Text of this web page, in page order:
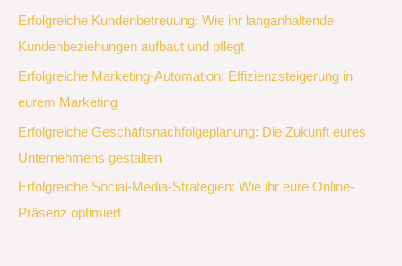
Erfolgreiche Kundenbetreuung: Wie ihr langanhaltende
Kundenbeziehungen aufbaut und pflegt
Erfolgreiche Marketing-Automation: Effizienzsteigerung in
eurem Marketing
Erfolgreiche Geschäftsnachfolgeplanung: Die Zukunft eures
Unternehmens gestalten
Erfolgreiche Social-Media-Strategien: Wie ihr eure Online-
Präsenz optimiert